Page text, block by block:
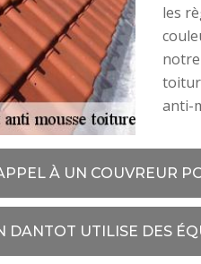
les
anti-
À UN COUVREUR
DANTOT UTILISE DES